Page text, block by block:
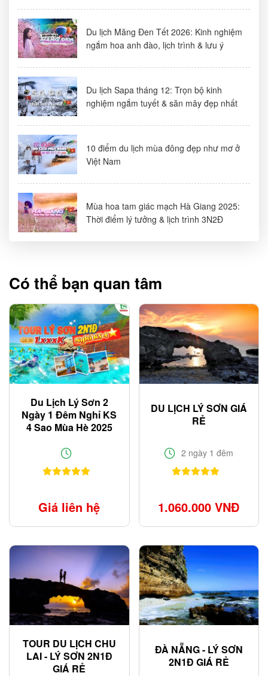
Du lịch Măng Đen Tết 2026: Kinh nghiệm
ngắm hoa anh đào, lịch trình & lưu ý
Du lịch Sapa tháng 12: Trọn bộ kinh
nghiệm ngắm tuyết & săn mây đẹp nhất
10 điểm du lịch mùa đông đẹp như mơ ở
Việt Nam
Mùa hoa tam giác mạch Hà Giang 2025:
Thời điểm lý tưởng & lịch trình 3N2Đ
Có thể bạn quan tâm
Du Lịch Lý Sơn 2
Ngày 1 Đêm Nghỉ KS
4 Sao Mùa Hè 2025
Giá liên hệ
DU LỊCH LÝ SƠN GIÁ
RẺ
2 ngày 1 đêm
1.060.000 VNĐ
TOUR DU LỊCH CHU
LAI - LÝ SƠN 2N1Đ
GIÁ RẺ
ĐÀ NẴNG - LÝ SƠN
2N1Đ GIÁ RẺ